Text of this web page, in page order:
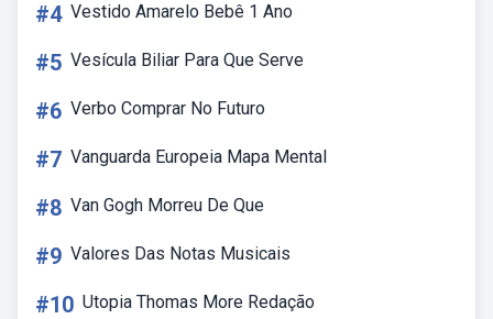
#4 Vestido Amarelo Bebê 1 Ano
#5 Vesícula Biliar Para Que Serve
#6 Verbo Comprar No Futuro
#7 Vanguarda Europeia Mapa Mental
#8 Van Gogh Morreu De Que
#9 Valores Das Notas Musicais
#10 Utopia Thomas More Redação